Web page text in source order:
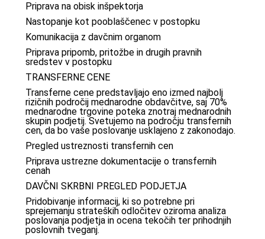
Priprava na obisk inšpektorja
Nastopanje kot pooblaščenec v postopku
Komunikacija z davčnim organom
Priprava pripomb, pritožbe in drugih pravnih
sredstev v postopku
TRANSFERNE CENE
Transferne cene predstavljajo eno izmed najbolj
rizičnih področij mednarodne obdavčitve, saj 70%
mednarodne trgovine poteka znotraj mednarodnih
skupin podjetij. Svetujemo na področju transfernih
cen, da bo vaše poslovanje usklajeno z zakonodajo.
Pregled ustreznosti transfernih cen
Priprava ustrezne dokumentacije o transfernih
cenah
DAVČNI SKRBNI PREGLED PODJETJA
Pridobivanje informacij, ki so potrebne pri
sprejemanju strateških odločitev oziroma analiza
poslovanja podjetja in ocena tekočih ter prihodnjih
poslovnih tveganj.